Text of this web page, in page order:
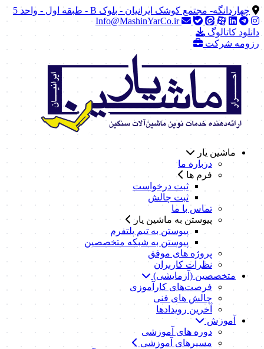
چهاردانگه- مجتمع کوشک ایرانیان - بلوک B - طبقه اول - واحد 5
Info@MashinYarCo.ir
دانلود کاتالوگ
رزومه شرکت
ماشین یار
درباره ما
فرم ها
ثبت درخواست
ثبت چالش
تماس با ما
پیوستن به ماشین یار
پیوستن به تیم پلتفرم
پیوستن به شبکه متخصصین
پروژه های موفق
نظرات کاربران
متخصصین (آزمایشی)
فرصت‌های کارآموزی
چالش های فنی
آخرین رویدادها
آموزش
دوره های آموزشی
مسیرهای آموزشی